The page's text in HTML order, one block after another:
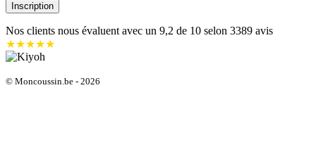
Inscription
Nos clients nous évaluent avec un 9,2 de 10 selon 3389 avis
★★★★★
© Moncoussin.be - 2026